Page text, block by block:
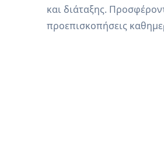
και διάταξης.
προεπισκοπήσεις